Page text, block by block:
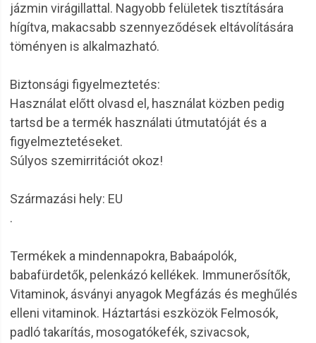
jázmin virágillattal. Nagyobb felületek tisztítására
hígítva, makacsabb szennyeződések eltávolítására
töményen is alkalmazható.
Biztonsági figyelmeztetés:
Használat előtt olvasd el, használat közben pedig
tartsd be a termék használati útmutatóját és a
figyelmeztetéseket.
Súlyos szemirritációt okoz!
Származási hely: EU
.
Termékek a mindennapokra, Babaápolók,
babafürdetők, pelenkázó kellékek. Immunerősítők,
Vitaminok, ásványi anyagok Megfázás és meghűlés
elleni vitaminok. Háztartási eszközök Felmosók,
padló takarítás, mosogatókefék, szivacsok,